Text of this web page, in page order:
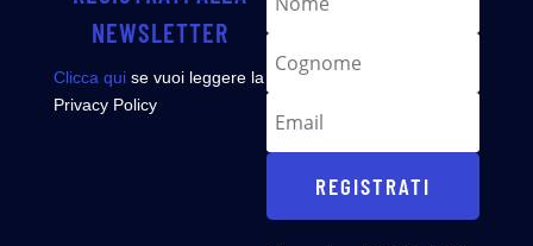
NEWSLETTER
Clicca quise vuoi leggere la
Privacy Policy
REGISTRATI